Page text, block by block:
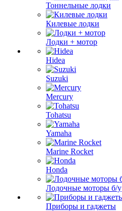
Тоннельные лодки
Килевые лодки
Лодки + мотор
Hidea
Suzuki
Mercury
Tohatsu
Yamaha
Marine Rocket
Honda
Лодочные моторы б/у
Приборы и гаджеты